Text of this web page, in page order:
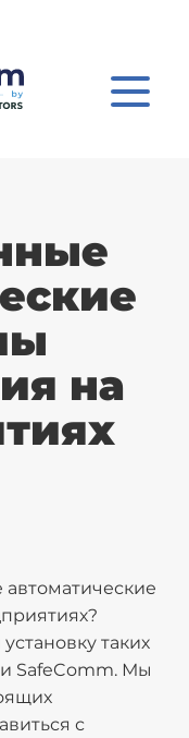
на
таких
SafeComm. Мы
с